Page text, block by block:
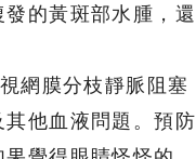
的黃斑部水腫，還
網膜分枝靜脈阻塞
他血液問題。預防